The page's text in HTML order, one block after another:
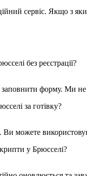
сервіс. Якщо з
без реєстрації?
форму. Ми не
за готівку?
можете
у Брюсселі?